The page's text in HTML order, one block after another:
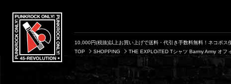
10,000円(税抜)以上お買い上げで送料・代引き手数料無料！ネコポス
TOP
SHOPPING THE EXPLOiTED Tシャツ Barmy Army オフ